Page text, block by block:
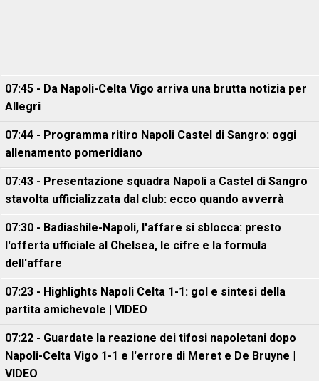
07:45 - Da Napoli-Celta Vigo arriva una brutta notizia per
Allegri
07:44 - Programma ritiro Napoli Castel di Sangro: oggi
allenamento pomeridiano
07:43 - Presentazione squadra Napoli a Castel di Sangro
stavolta ufficializzata dal club: ecco quando avverrà
07:30 - Badiashile-Napoli, l'affare si sblocca: presto
l'offerta ufficiale al Chelsea, le cifre e la formula
dell'affare
07:23 - Highlights Napoli Celta 1-1: gol e sintesi della
partita amichevole | VIDEO
07:22 - Guardate la reazione dei tifosi napoletani dopo
Napoli-Celta Vigo 1-1 e l'errore di Meret e De Bruyne |
VIDEO